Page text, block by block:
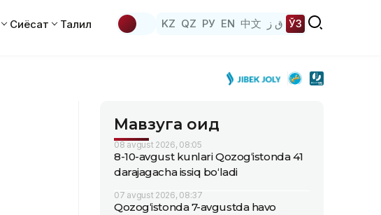
Сиёсат Таҳлил KZ QZ РУ EN 中文 ق ز ЎЗ
Мавзуга оид
08 avgust 2026, 08:05
8-10-avgust kunlari Qozog‘istonda 41
darajagacha issiq bo‘ladi
07 avgust 2026, 08:37
Qozog‘istonda 7-avgustda havo